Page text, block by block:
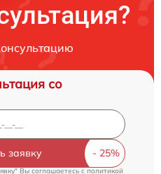
со
заявку
Вы соглашаетесь cполитикой